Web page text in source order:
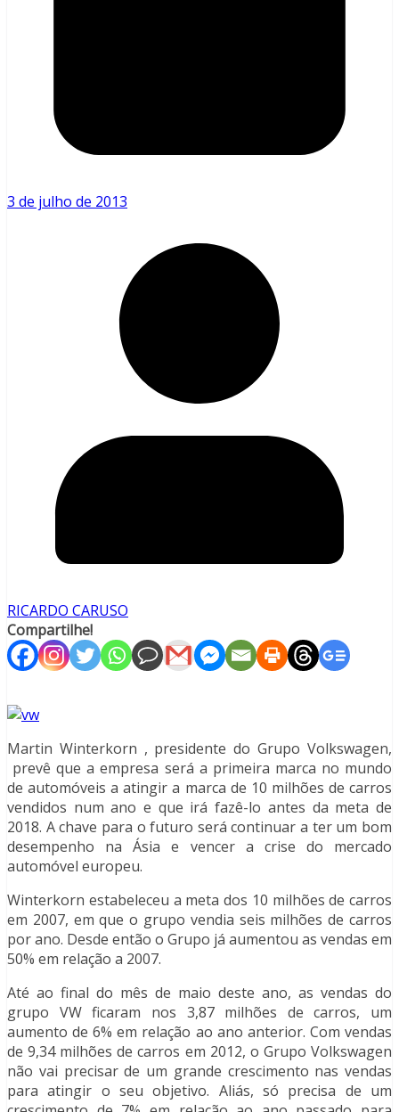
3 de julho de 2013
RICARDO CARUSO
Compartilhe!
Martin Winterkorn , presidente do Grupo Volkswagen,
prevê que a empresa será a primeira marca no mundo
de automóveis a atingir a marca de 10 milhões de carros
vendidos num ano e que irá fazê-lo antes da meta de
2018. A chave para o futuro será continuar a ter um bom
desempenho na Ásia e vencer a crise do mercado
automóvel europeu.
Winterkorn estabeleceu a meta dos 10 milhões de carros
em 2007, em que o grupo vendia seis milhões de carros
por ano. Desde então o Grupo já aumentou as vendas em
50% em relação a 2007.
Até ao final do mês de maio deste ano, as vendas do
grupo VW ficaram nos 3,87 milhões de carros, um
aumento de 6% em relação ao ano anterior. Com vendas
de 9,34 milhões de carros em 2012, o Grupo Volkswagen
não vai precisar de um grande crescimento nas vendas
para atingir o seu objetivo. Aliás, só precisa de um